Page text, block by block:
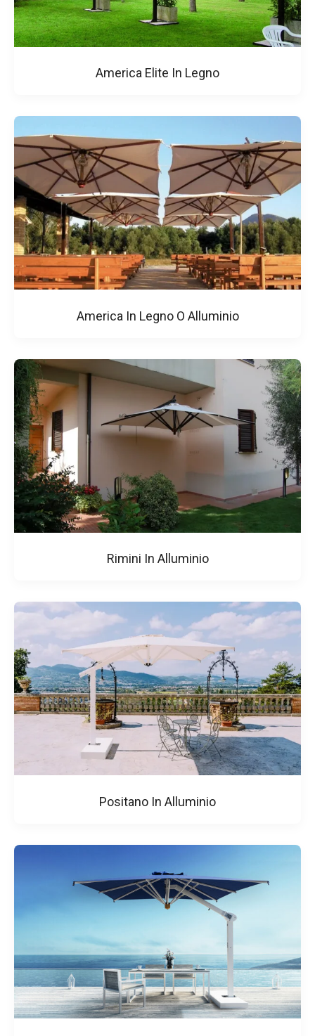
America Elite In Legno
America In Legno O Alluminio
Rimini In Alluminio
Positano In Alluminio